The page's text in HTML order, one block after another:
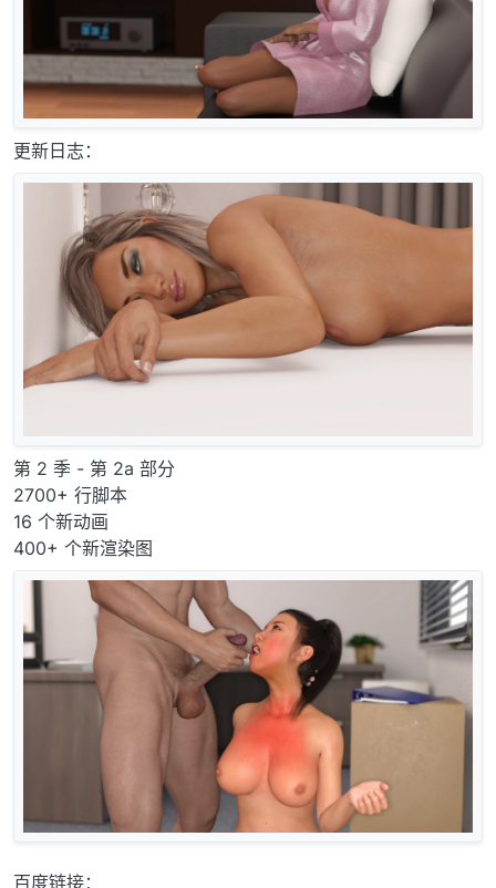
更新日志：
第 2 季 - 第 2a 部分
2700+ 行脚本
16 个新动画
400+ 个新渲染图
百度链接：